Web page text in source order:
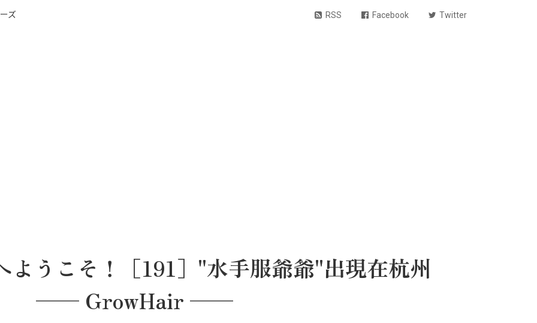
ズ RSS Facebook Twitter
ようこそ！［191］"水手服爺爺"出現在杭州
── GrowHair ──